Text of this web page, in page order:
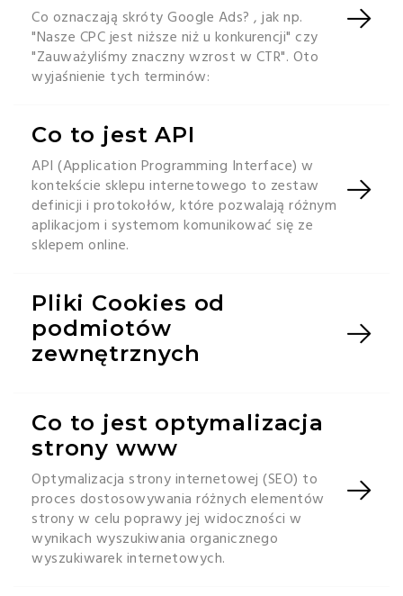
Co oznaczają skróty Google Ads? , jak np.
"Nasze CPC jest niższe niż u konkurencji" czy
"Zauważyliśmy znaczny wzrost w CTR". Oto
wyjaśnienie tych terminów:
Co to jest API
API (Application Programming Interface) w
kontekście sklepu internetowego to zestaw
definicji i protokołów, które pozwalają różnym
aplikacjom i systemom komunikować się ze
sklepem online.
Pliki Cookies od
podmiotów
zewnętrznych
Co to jest optymalizacja
strony www
Optymalizacja strony internetowej (SEO) to
proces dostosowywania różnych elementów
strony w celu poprawy jej widoczności w
wynikach wyszukiwania organicznego
wyszukiwarek internetowych.